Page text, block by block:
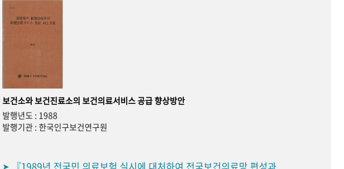
보건소와 보건진료소의 보건의료서비스 공급 향상방안
발행년도 : 1988
발행기관 : 한국인구보건연구원
➤